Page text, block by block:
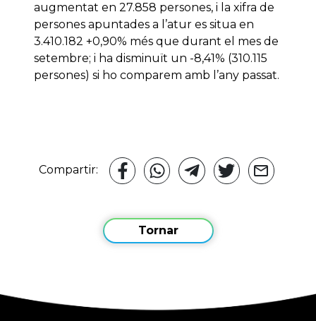
augmentat en 27.858 persones, i la xifra de
persones apuntades a l’atur es situa en
3.410.182 +0,90% més que durant el mes de
setembre; i ha disminuït un -8,41% (310.115
persones) si ho comparem amb l’any passat.
Compartir:
Tornar